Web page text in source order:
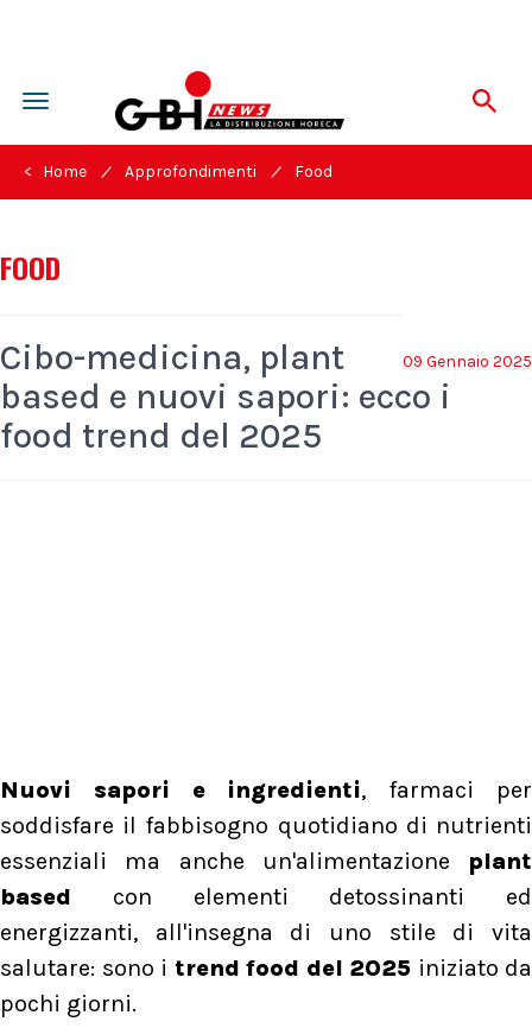
Toggle
navigation
< Home / Approfondimenti / Food
FOOD
09 Gennaio 2025
Cibo-medicina, plant
based e nuovi sapori: ecco i
food trend del 2025
Nuovi sapori e ingredienti, farmaci per
soddisfare il fabbisogno quotidiano di nutrienti
essenziali ma anche un'alimentazione plant
based con elementi detossinanti ed
energizzanti, all'insegna di uno stile di vita
salutare: sono i trend food del 2025 iniziato da
pochi giorni.